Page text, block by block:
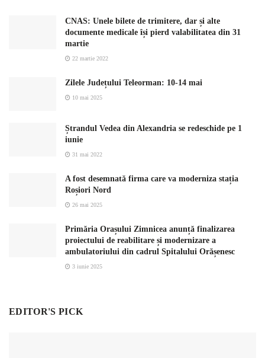
CNAS: Unele bilete de trimitere, dar și alte
documente medicale își pierd valabilitatea din 31
martie
22 martie 2022
Zilele Județului Teleorman: 10-14 mai
10 mai 2025
Ștrandul Vedea din Alexandria se redeschide pe 1
iunie
31 mai 2022
A fost desemnată firma care va moderniza stația
Roșiori Nord
26 mai 2025
Primăria Orașului Zimnicea anunță finalizarea
proiectului de reabilitare și modernizare a
ambulatoriului din cadrul Spitalului Orășenesc
3 iunie 2025
EDITOR'S PICK